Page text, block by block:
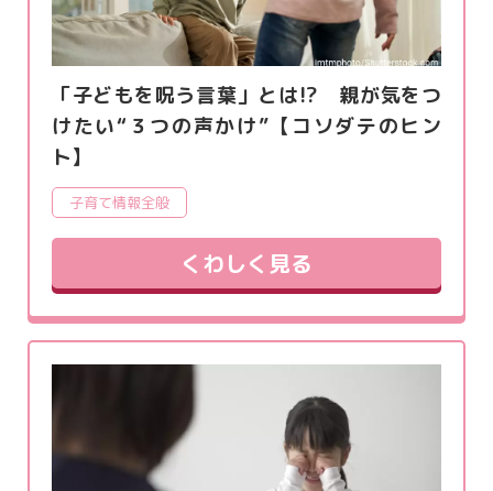
「子どもを呪う言葉」とは!? 親が気をつ
けたい“３つの声かけ”【コソダテのヒン
ト】
子育て情報全般
くわしく見る